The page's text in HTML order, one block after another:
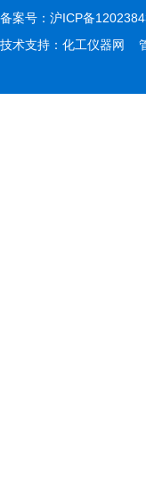
备案号： 沪ICP备
技术支持： 化工仪器网